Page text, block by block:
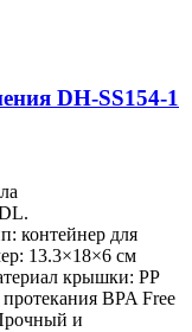
DH-SS154-1
контейнер для
13.3×18×6 см
крышки: PP
BPA Free
и